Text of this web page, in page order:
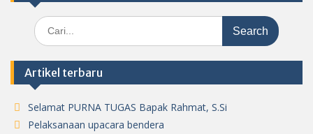
Search
for:
Artikel terbaru
Selamat PURNA TUGAS Bapak Rahmat, S.Si
Pelaksanaan upacara bendera